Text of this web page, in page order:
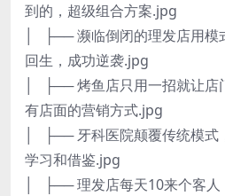
到的，超级组合方案.jpg
│ ├── 濒临倒闭的理发店用模
回生，成功逆袭.jpg
│ ├── 烤鱼店只用一招就让店
有店面的营销方式.jpg
│ ├── 牙科医院颠覆传统模式
学习和借鉴.jpg
│ ├── 理发店每天10来个客